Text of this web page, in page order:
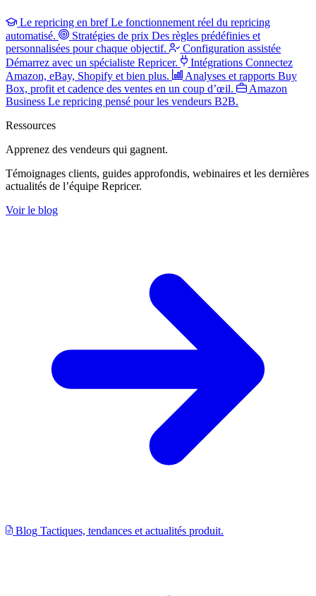
Le repricing en bref Le fonctionnement réel du repricing
automatisé.
Stratégies de prix Des règles prédéfinies et
personnalisées pour chaque objectif.
Configuration assistée
Démarrez avec un spécialiste Repricer.
Intégrations Connectez
Amazon, eBay, Shopify et bien plus.
Analyses et rapports Buy
Box, profit et cadence des ventes en un coup d’œil.
Amazon
Business Le repricing pensé pour les vendeurs B2B.
Ressources
Apprenez des vendeurs qui gagnent.
Témoignages clients, guides approfondis, webinaires et les dernières
actualités de l’équipe Repricer.
Voir le blog
Blog Tactiques, tendances et actualités produit.